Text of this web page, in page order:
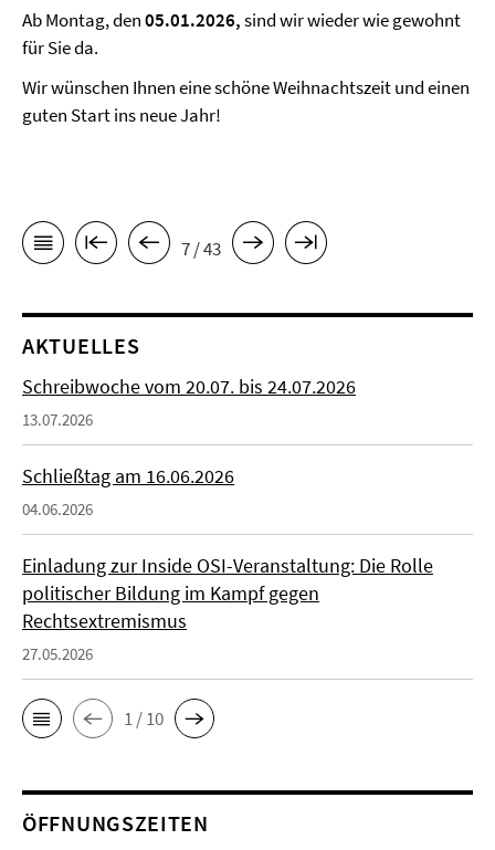
Ab Montag, den05.01.2026,sind wir wieder wie gewohnt
für Sie da.
Wir wünschen Ihnen eine schöne Weihnachtszeit und einen
guten Start ins neue Jahr!
7 / 43
AKTUELLES
Schreibwoche vom 20.07. bis 24.07.2026
13.07.2026
Schließtag am 16.06.2026
04.06.2026
Einladung zur Inside OSI-Veranstaltung: Die Rolle
politischer Bildung im Kampf gegen
Rechtsextremismus
27.05.2026
1 / 10
ÖFFNUNGSZEITEN